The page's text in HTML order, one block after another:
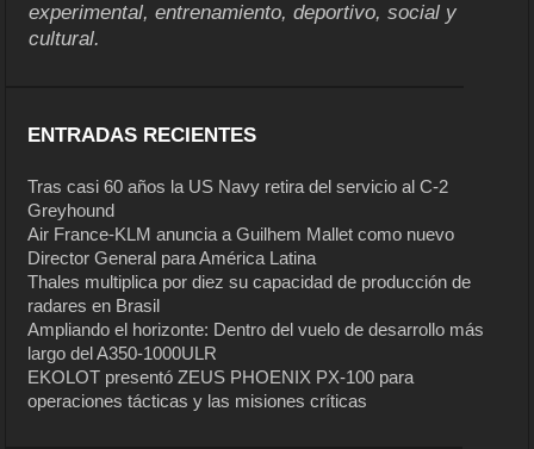
experimental, entrenamiento, deportivo, social y
cultural.
ENTRADAS RECIENTES
Tras casi 60 años la US Navy retira del servicio al C-2
Greyhound
Air France-KLM anuncia a Guilhem Mallet como nuevo
Director General para América Latina
Thales multiplica por diez su capacidad de producción de
radares en Brasil
Ampliando el horizonte: Dentro del vuelo de desarrollo más
largo del A350-1000ULR
EKOLOT presentó ZEUS PHOENIX PX-100 para
operaciones tácticas y las misiones críticas